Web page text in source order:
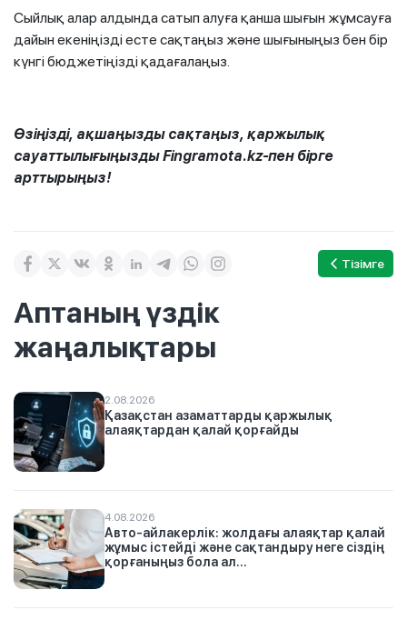
Сыйлық алар алдында сатып алуға қанша шығын жұмсауға
дайын екеніңізді есте сақтаңыз және шығыныңыз бен бір
күнгі бюджетіңізді қадағалаңыз.
Өзіңізді, ақшаңызды сақтаңыз, қаржылық
сауаттылығыңызды Fingramota.kz-пен бірге
арттырыңыз!
Тізімге
Аптаның үздік
жаңалықтары
2.08.2026
Қазақстан азаматтарды қаржылық
алаяқтардан қалай қорғайды
4.08.2026
Авто-айлакерлік: жолдағы алаяқтар қалай
жұмыс істейді және сақтандыру неге сіздің
қорғаныңыз бола ал...